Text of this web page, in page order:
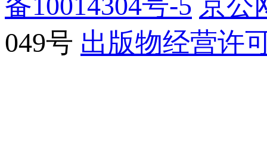
049号 出版物经营许